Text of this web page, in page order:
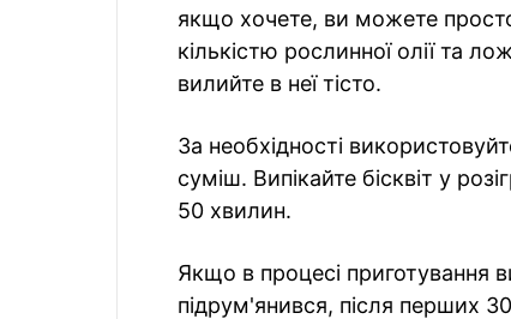
якщо хочете, ви можете
кількістю рослинної олії та
вилийте в неї тісто.
За необхідності
суміш. Випікайте бісквіт у
50 хвилин.
Якщо в процесі приготування
підрум'янився, після перших